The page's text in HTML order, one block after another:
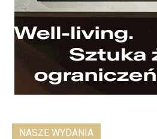
NASZE WYDANIA